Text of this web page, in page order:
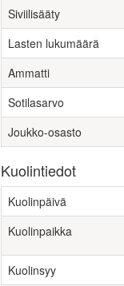
Siviilisääty
Lasten lukumäärä
Ammatti
Sotilasarvo
Joukko-osasto
Kuolintiedot
Kuolinpäivä
Kuolinpaikka
Kuolinsyy